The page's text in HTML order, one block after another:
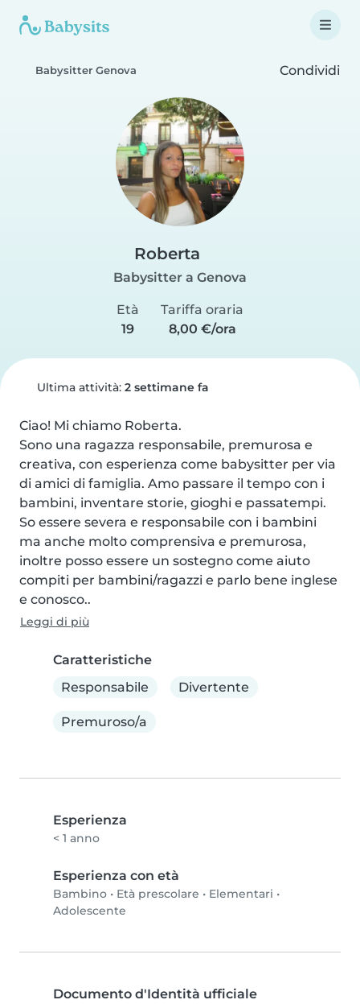
Babysitter Genova Condividi
Roberta
Babysitter a Genova
Età
19
Tariffa oraria
8,00 €/ora
Ultima attività: 2 settimane fa
Ciao! Mi chiamo Roberta.
Sono una ragazza responsabile, premurosa e
creativa, con esperienza come babysitter per via
di amici di famiglia. Amo passare il tempo con i
bambini, inventare storie, gioghi e passatempi.
So essere severa e responsabile con i bambini
ma anche molto comprensiva e premurosa,
inoltre posso essere un sostegno come aiuto
compiti per bambini/ragazzi e parlo bene inglese
e conosco..
Leggi di più
Caratteristiche
Responsabile
Divertente
Premuroso/a
Esperienza
< 1 anno
Esperienza con età
Bambino • Età prescolare • Elementari •
Adolescente
Documento d'Identità ufficiale